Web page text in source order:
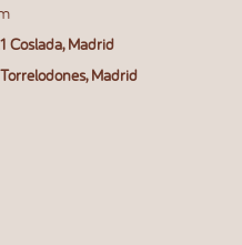
Coslada, Madrid
Madrid